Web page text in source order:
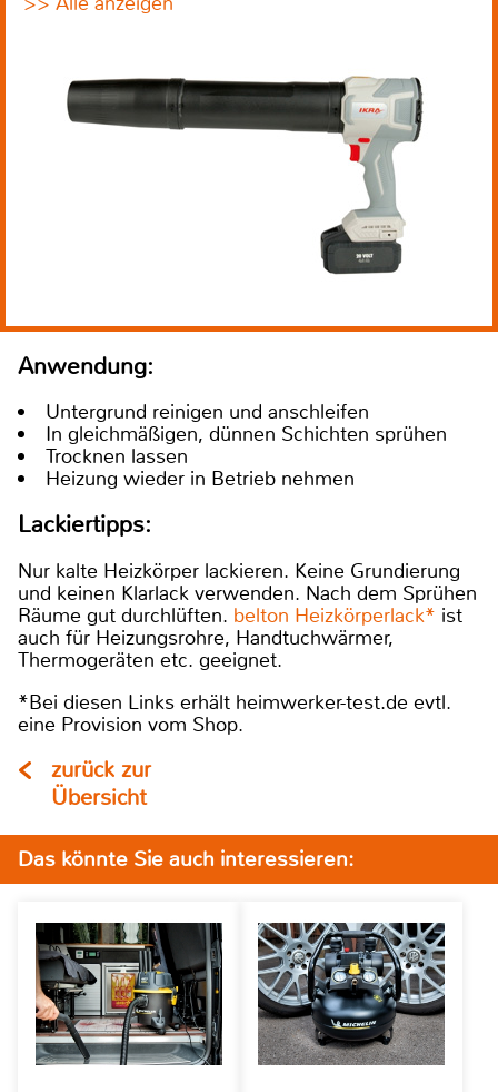
Anwendung:
Untergrund reinigen und anschleifen
In gleichmäßigen, dünnen Schichten sprühen
Trocknen lassen
Heizung wieder in Betrieb nehmen
Lackiertipps:
Nur kalte Heizkörper lackieren. Keine Grundierung
und keinen Klarlack verwenden. Nach dem Sprühen
Räume gut durchlüften. belton Heizkörperlack* ist
auch für Heizungsrohre, Handtuchwärmer,
Thermogeräten etc. geeignet.
*Bei diesen Links erhält heimwerker-test.de evtl.
eine Provision vom Shop.
zurück zur
Übersicht
Das könnte Sie auch interessieren: